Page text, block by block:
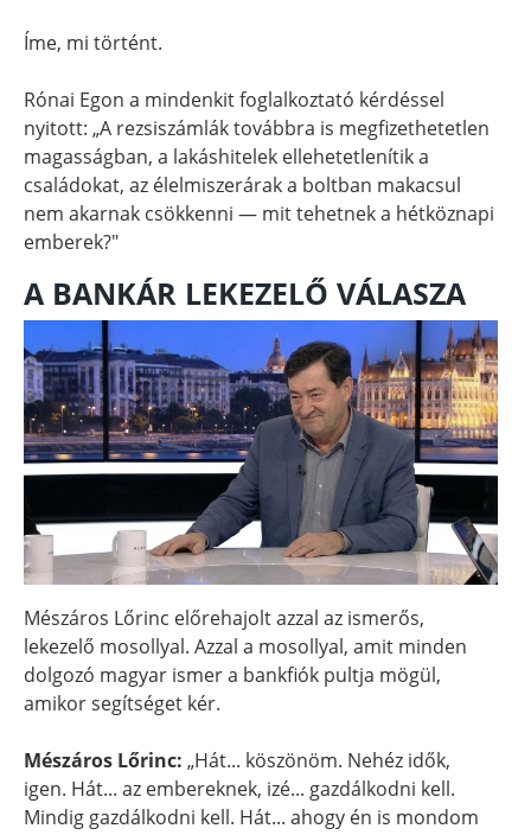
Íme, mi történt.
Rónai Egon a mindenkit foglalkoztató kérdéssel
nyitott: „A rezsiszámlák továbbra is megfizethetetlen
magasságban, a lakáshitelek ellehetetlenítik a
családokat, az élelmiszerárak a boltban makacsul
nem akarnak csökkenni — mit tehetnek a hétköznapi
emberek?"
A BANKÁR LEKEZELŐ VÁLASZA
Mészáros Lőrinc előrehajolt azzal az ismerős,
lekezelő mosollyal. Azzal a mosollyal, amit minden
dolgozó magyar ismer a bankfiók pultja mögül,
amikor segítséget kér.
Mészáros Lőrinc: „Hát... köszönöm. Nehéz idők,
igen. Hát... az embereknek, izé... gazdálkodni kell.
Mindig gazdálkodni kell. Hát... ahogy én is mondom